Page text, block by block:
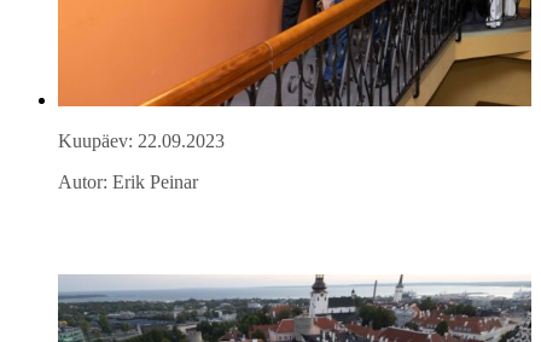
Kuupäev: 22.09.2023
Autor: Erik Peinar